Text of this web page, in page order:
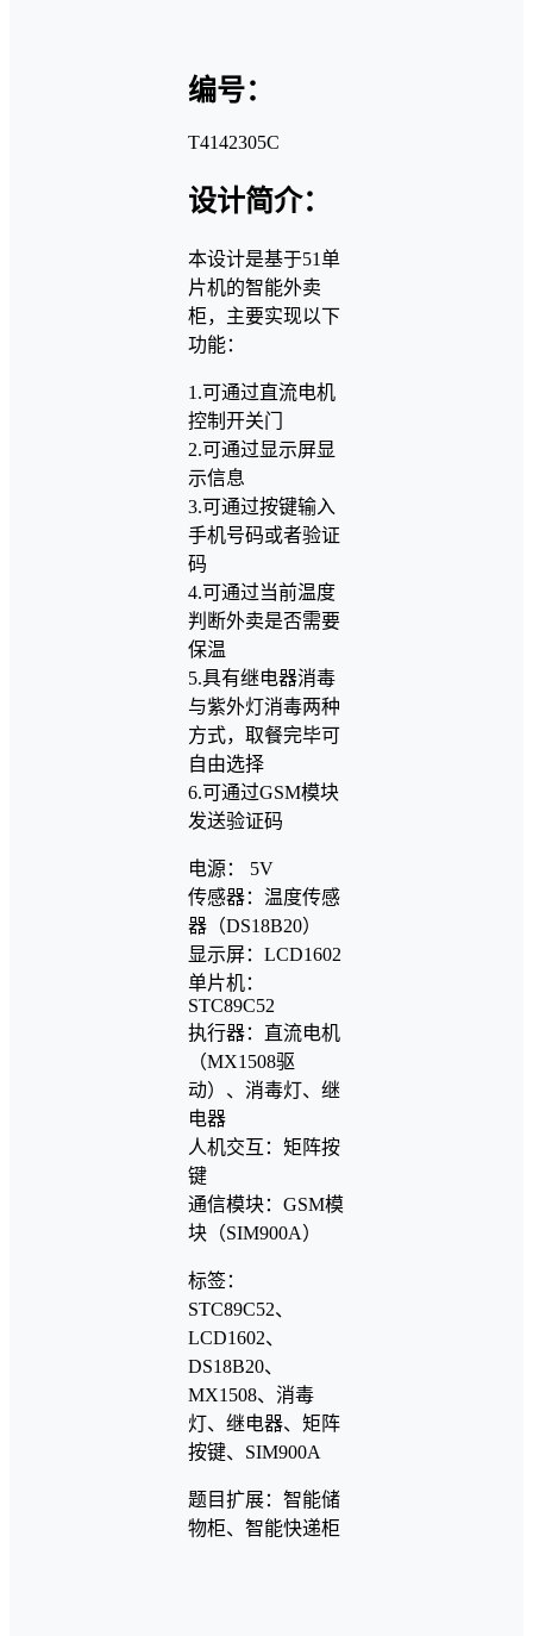
编号：
T4142305C
设计简介：
本设计是基于51单
片机的智能外卖
柜，主要实现以下
功能：
1.可通过直流电机
控制开关门
2.可通过显示屏显
示信息
3.可通过按键输入
手机号码或者验证
码
4.可通过当前温度
判断外卖是否需要
保温
5.具有继电器消毒
与紫外灯消毒两种
方式，取餐完毕可
自由选择
6.可通过GSM模块
发送验证码
电源： 5V
传感器：温度传感
器（DS18B20）
显示屏：LCD1602
单片机：
STC89C52
执行器：直流电机
（MX1508驱
动）、消毒灯、继
电器
人机交互：矩阵按
键
通信模块：GSM模
块（SIM900A）
标签：
STC89C52、
LCD1602、
DS18B20、
MX1508、消毒
灯、继电器、矩阵
按键、SIM900A
题目扩展：智能储
物柜、智能快递柜